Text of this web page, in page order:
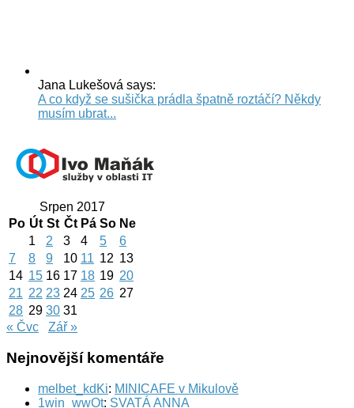
Jana Lukešová says:
A co když se sušička prádla špatně roztáčí? Někdy
musím ubrat...
Srpen 2017
Po Út St Čt Pá So Ne
1
2 3 4 5
6
7
8 9 10 11 12 13
14 15 16 17 18 19 20
21 22 23 24 25 26 27
28 29 30 31
« Čvc
Zář »
Nejnovější komentáře
melbet_kdKi: MINICAFE v Mikulově
1win_wwOt: SVATÁ ANNA